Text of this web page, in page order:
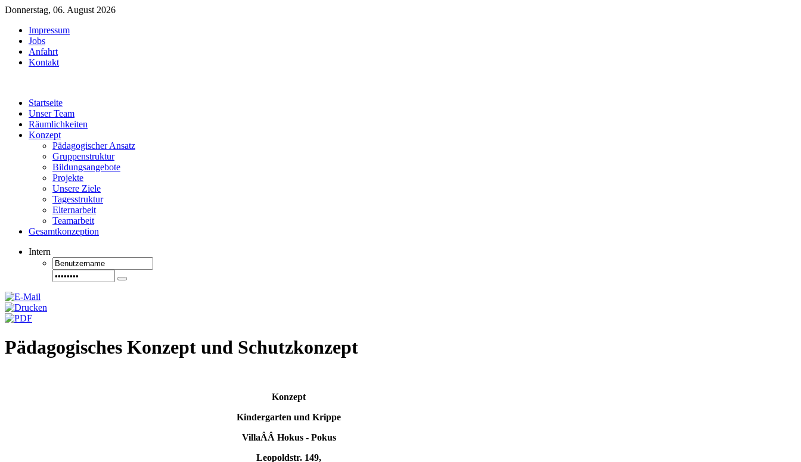
Donnerstag, 06. August 2026
Impressum
Jobs
Anfahrt
Kontakt
Startseite
Unser Team
Räumlichkeiten
Konzept
Pädagogischer Ansatz
Gruppenstruktur
Bildungsangebote
Projekte
Unsere Ziele
Tagesstruktur
Elternarbeit
Teamarbeit
Gesamtkonzeption
Intern
Pädagogisches Konzept und Schutzkonzept
Konzept
Kindergarten und Krippe
VillaÂÂ Hokus - Pokus
Leopoldstr. 149,